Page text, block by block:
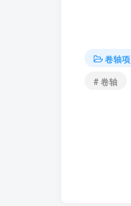
卷轴
# 卷轴